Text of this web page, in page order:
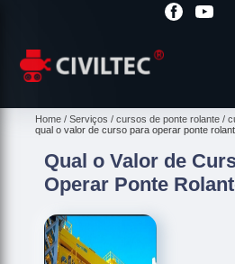
Home Serviços cursos de ponte rolante
qual o valor de curso para operar ponte
Qual o Valor de
Operar Ponte